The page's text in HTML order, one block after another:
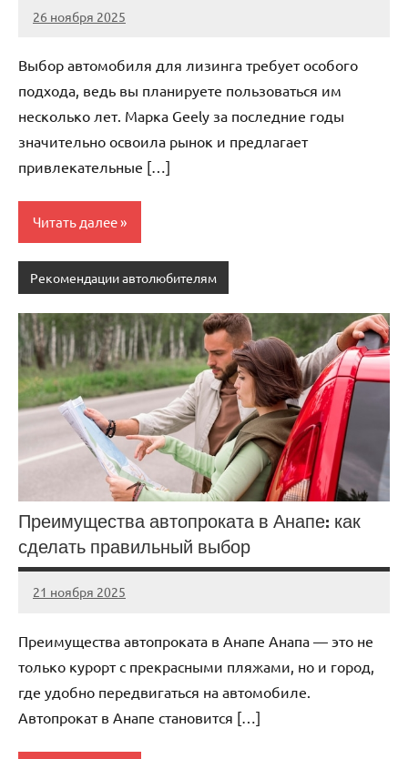
26 ноября 2025
Avtor
Нет
Выбор автомобиля для лизинга требует особого
подхода, ведь вы планируете пользоваться им
несколько лет. Марка Geely за последние годы
значительно освоила рынок и предлагает
привлекательные […]
Читать далее
Рекомендации автолюбителям
Преимущества автопроката в Анапе: как
сделать правильный выбор
21 ноября 2025
Avtor
Нет
Преимущества автопроката в Анапе Анапа — это не
только курорт с прекрасными пляжами, но и город,
где удобно передвигаться на автомобиле.
Автопрокат в Анапе становится […]